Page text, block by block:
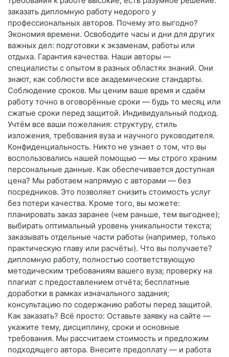
заказать дипломную работу недорого у
профессиональных авторов. Почему это выгодно?
Экономия времени. Освободите часы и дни для других
важных дел: подготовки к экзаменам, работы или
отдыха. Гарантия качества. Наши авторы —
специалисты с опытом в разных областях знаний. Они
знают, как соблюсти все академические стандарты.
Соблюдение сроков. Мы ценим ваше время и сдаём
работу точно в оговорённые сроки — будь то месяц или
сжатые сроки перед защитой. Индивидуальный подход.
Учтём все ваши пожелания: структуру, стиль
изложения, требования вуза и научного руководителя.
Конфиденциальность. Никто не узнает о том, что вы
воспользовались нашей помощью — мы строго храним
персональные данные. Как обеспечивается доступная
цена? Мы работаем напрямую с авторами — без
посредников. Это позволяет снизить стоимость услуг
без потери качества. Кроме того, вы можете:
планировать заказ заранее (чем раньше, тем выгоднее);
выбирать оптимальный уровень уникальности текста;
заказывать отдельные части работы (например, только
практическую главу или расчёты). Что вы получаете?
дипломную работу, полностью соответствующую
методическим требованиям вашего вуза; проверку на
плагиат с предоставлением отчёта; бесплатные
доработки в рамках изначального задания;
консультацию по содержанию работы перед защитой.
Как заказать? Всё просто: Оставьте заявку на сайте —
укажите тему, дисциплину, сроки и основные
требования. Мы рассчитаем стоимость и предложим
подходящего автора. Внесите предоплату — и работа